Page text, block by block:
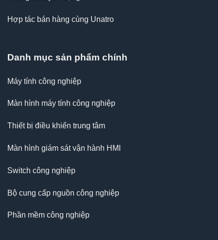
Hợp tác bán hàng cùng Unatro
Danh mục sản phẩm chính
Máy tính công nghiệp
Màn hình máy tính công nghiệp
Thiết bị điều khiển trung tâm
Màn hình giám sát vận hành HMI
Switch công nghiệp
Bộ cung cấp nguồn công nghiệp
Phần mềm công nghiệp